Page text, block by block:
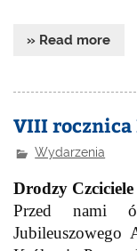
» Read more
VIII
Wydarzenia
Drodzy
Przed nami
Jubileuszowego